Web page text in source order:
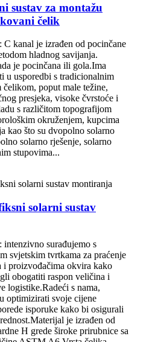
sustav za montažu
čelik
C kanal je izrađen od pocinčane
hladnog savijanja.
je pocinčana ili gola.Ima
u usporedbi s tradicionalnim
poput male težine,
presjeka, visoke čvrstoće i
s različitom topografijom
okruženjem, kupcima
kao što su dvopolno solarno
solarno rješenje, solarno
stupovima...
solarni sustav
intenzivno surađujemo s
svjetskim tvrtkama za praćenje
i proizvođačima okvira kako
obogatiti raspon veličina i
logistike.Radeći s nama,
optimizirati svoje cijene
isporuke kako bi osigurali
je izrađen od
H grede široke prirubnice sa